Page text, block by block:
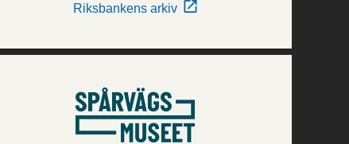
Riksbankens arkiv